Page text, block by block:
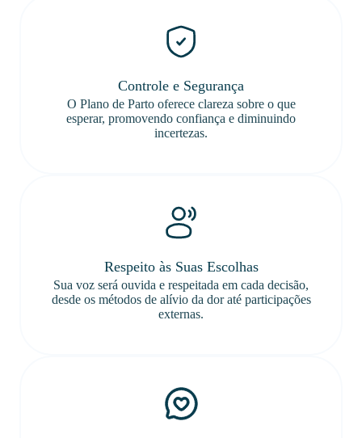
Controle e Segurança
O Plano de Parto oferece clareza sobre o que
esperar, promovendo confiança e diminuindo
incertezas.
Respeito às Suas Escolhas
Sua voz será ouvida e respeitada em cada decisão,
desde os métodos de alívio da dor até participações
externas.